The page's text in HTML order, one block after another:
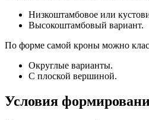
Низкоштамбовое или
Высокоштамбовый вариант.
По форме самой кроны можно
Округлые варианты.
С плоской вершиной.
Условия